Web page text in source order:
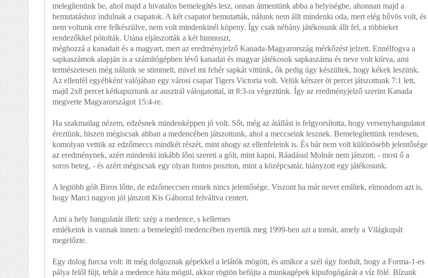
melegítenünk be, ahol majd a hivatalos bemelegítés lesz, onnan átmentünk abba a helyiségbe, ahonnan majd a
bemutatáshoz indulnak a csapatok. A két csapatot bemutatták, nálunk nem állt mindenki oda, mert elég hűvös volt, és
nem voltunk erre felkészülve, nem volt mindenkinél köpeny. Így csak néhány játékosunk állt fel, a többieket
rendezőkkel pótolták. Utána eljátszották a két himnuszt,
méghozzá a kanadait és a magyart, mert az eredményjelző Kanada-Magyarország mérkőzést jelzett. Ennélfogva a
sapkaszámok alapján is a számítógépben lévő kanadai és magyar játékosok sapkaszáma és neve volt kiírva, ami
természetesen még nálunk se stimmelt, mivel mi fehér sapkát vittünk, ők pedig úgy készültek, hogy kékek leszünk.
Az ellenfél egyébként valójában egy városi csapat Tigers Victoria volt. Velük kétszer öt percet játszottunk 7:1 lett,
majd 2x8 percet kétkapuztunk az ausztrál válogatottal, itt 8:3-ra végeztünk. Így az eredményjelző szerint Kanada
megverte Magyarországot 15:4-re.
Ha szakmailag nézem, edzésnek mindenképpen jó volt. Sőt, még az átállást is felgyorsította, hogy versenyhangulatot
éreztünk, hiszen mégiscsak abban a medencében játszottunk, ahol a meccseink lesznek. Bemelegítettünk rendesen,
komolyan vettük az edzőmeccs mindkét részét, mint ahogy az ellenfeleink is. És bár nem volt különösebb jelentősége
az eredménynek, azért mindenki inkább lőni szereti a gólt, mint kapni. Ráadásul Molnár nem játszott, - most ő a
soros beteg, - és azért mégiscsak egy olyan fontos poszton, mint a középcsatár, hiányzott egy játékosunk.
A legtöbb gólt Biros lőtte, de edzőmeccsen ennek nincs jelentősége. Viszont ha már nevet említek, elmondom azt is,
hogy Marci nagyon jól játszott Kis Gáborral felváltva centert.
Ami a hely hangulatát illeti: szép a medence, s kellemes
emlékeink is vannak innen: a bemelegítő medencében nyertük meg 1999-ben azt a tornát, amely a Világkupát
megelőzte.
Egy dolog furcsa volt: itt még dolgoznak gépekkel a lelátók mögött, és amikor a szél úgy fordult, hogy a Forma-1-es
pálya felől fújt, tehát a medence háta mögül, akkor rögtön befújta a munkagépek kipufogógázát a víz fölé. Bízunk